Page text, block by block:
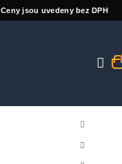
Ceny jsou uvedeny bez DPH